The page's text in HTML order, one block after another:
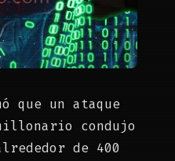
que un ataque
condujo
de 400